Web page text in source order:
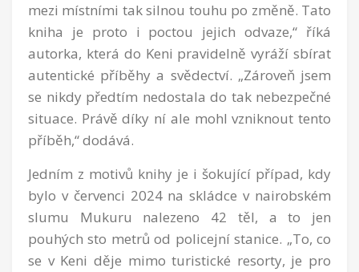
mezi místními tak silnou touhu po změně. Tato
kniha je proto i poctou jejich odvaze,“ říká
autorka, která do Keni pravidelně vyráží sbírat
autentické příběhy a svědectví. „Zároveň jsem
se nikdy předtím nedostala do tak nebezpečné
situace. Právě díky ní ale mohl vzniknout tento
příběh,“ dodává.
Jedním z motivů knihy je i šokující případ, kdy
bylo v červenci 2024 na skládce v nairobském
slumu Mukuru nalezeno 42 těl, a to jen
pouhých sto metrů od policejní stanice. „To, co
se v Keni děje mimo turistické resorty, je pro